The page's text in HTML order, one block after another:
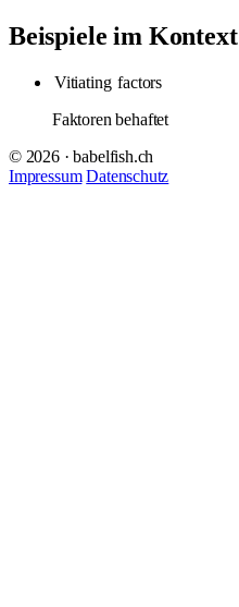
Beispiele im Kontext
Vitiating factors
Faktoren behaftet
© 2026 · babelfish.ch
Impressum Datenschutz